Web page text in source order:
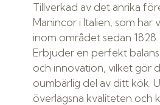
Tillverkad av det anrika
Manincor i Italien, som har
inom området sedan 1828.
Erbjuder en perfekt
och innovation, vilket gör
oumbärlig del av ditt kök.
överlägsna kvaliteten och